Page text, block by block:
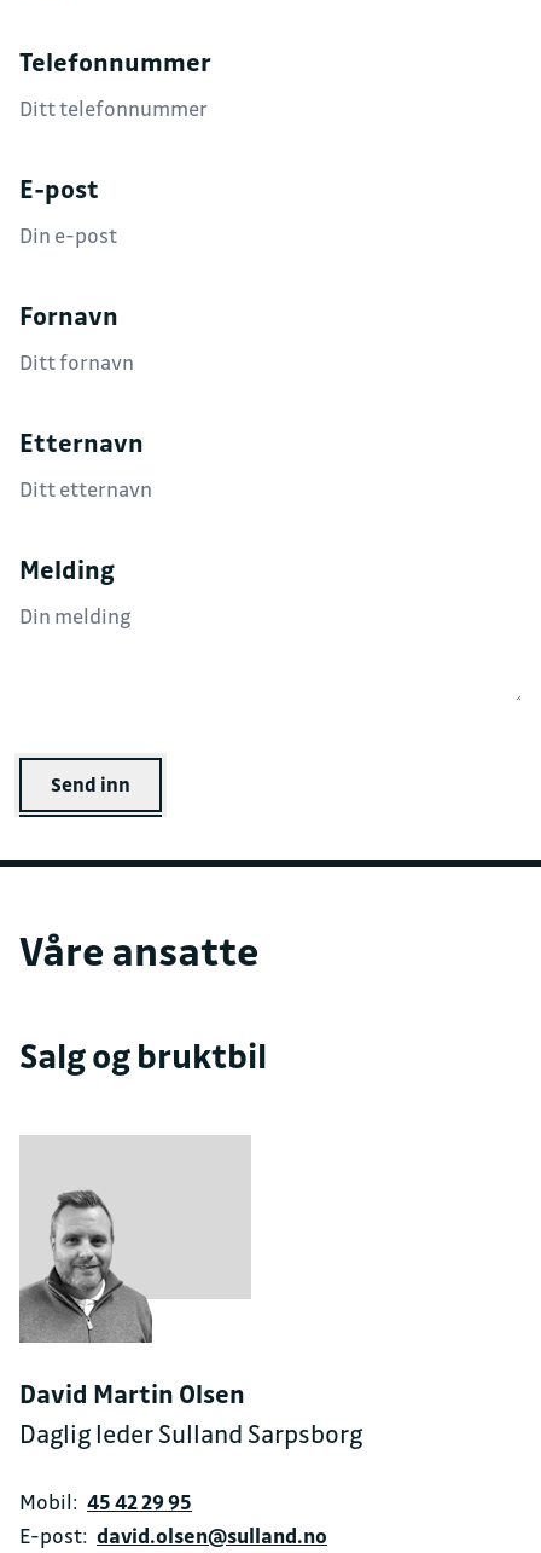
Telefonnummer
E-post
Fornavn
Etternavn
Melding
Send inn
Våre ansatte
Salg og bruktbil
David Martin Olsen
Daglig leder Sulland Sarpsborg
Mobil: 45 42 29 95
E-post: david.olsen@sulland.no